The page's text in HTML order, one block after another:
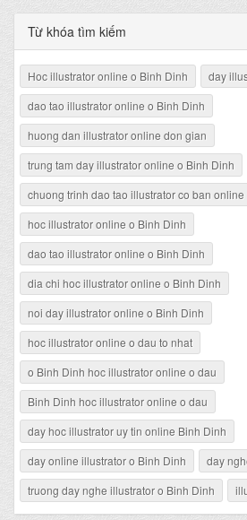
Từ khóa tìm kiếm
Hoc illustrator online o Binh Dinh
day
dao tao illustrator online o Binh Dinh
huong dan illustrator online don gian
trung tam day illustrator online o Binh Dinh
chuong trinh dao tao illustrator co ban
hoc illustrator online o Binh Dinh
dao tao illustrator online o Binh Dinh
dia chi hoc illustrator online o Binh Dinh
noi day illustrator online o Binh Dinh
hoc illustrator online o dau to nhat
o Binh Dinh hoc illustrator online o dau
Binh Dinh hoc illustrator online o dau
day hoc illustrator uy tin online Binh Dinh
day online illustrator o Binh Dinh
day
truong day nghe illustrator o Binh Dinh